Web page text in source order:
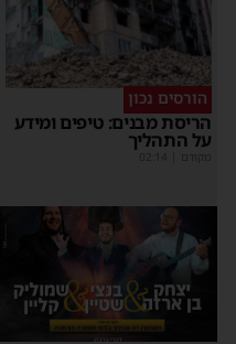
הורסים נכון
הריסת מבנים: טיפים ומידע
על התהליך
מקודם